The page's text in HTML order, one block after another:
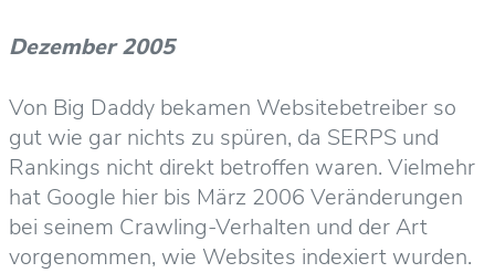
Dezember 2005
Von Big Daddy bekamen Websitebetreiber so
gut wie gar nichts zu spüren, da SERPS und
Rankings nicht direkt betroffen waren. Vielmehr
hat Google hier bis März 2006 Veränderungen
bei seinem Crawling-Verhalten und der Art
vorgenommen, wie Websites indexiert wurden.